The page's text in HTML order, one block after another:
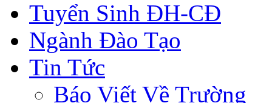
Tuyển Sinh ĐH-CĐ
Ngành Đào Tạo
Tin Tức
Báo Viết Về Trường